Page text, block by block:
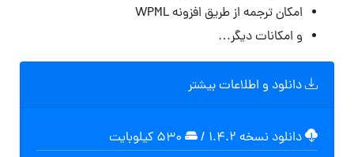
امکان ترجمه از طریق افزونه WPML
و امکانات دیگر…
دانلود و اطلاعات بیشتر
دانلود نسخه ۱.۴.۲ / ۵۳۰ کیلوبایت